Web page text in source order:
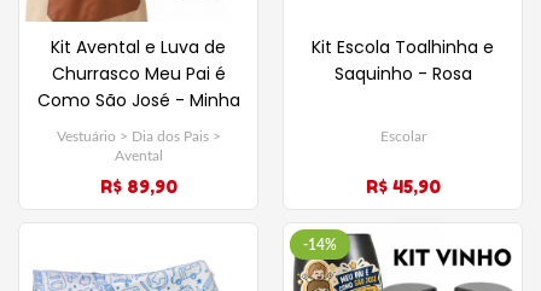
Kit Avental e Luva de
Churrasco Meu Pai é
Como São José - Minha
Grande Inspiração
Vestuário > Dia dos Pais >
Avental
R$ 89,90
Kit Escola Toalhinha e
Saquinho - Rosa
Escolar
R$ 45,90
-14%